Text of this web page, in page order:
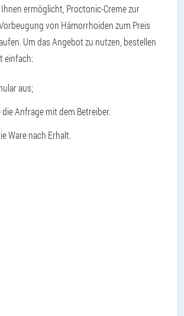
Ihnen ermöglicht, Proctonic-Creme zur
von Hämorrhoiden zum Preis
Um das Angebot zu nutzen, bestellen
einfach:
aus;
die Anfrage mit dem Betreiber.
Ware nach Erhalt.